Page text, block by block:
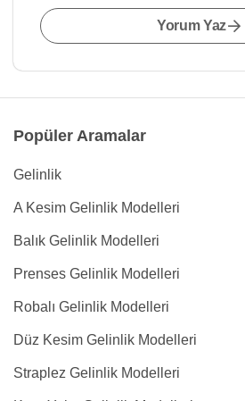
Yorum Yaz
Popüler Aramalar
Gelinlik
A Kesim Gelinlik Modelleri
Balık Gelinlik Modelleri
Prenses Gelinlik Modelleri
Robalı Gelinlik Modelleri
Düz Kesim Gelinlik Modelleri
Straplez Gelinlik Modelleri